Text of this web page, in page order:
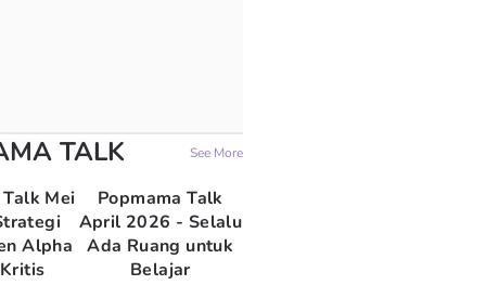
TALK See More
Mei
Alpha
Popmama Talk
April 2026 - Selalu
Ada Ruang untuk
Belajar